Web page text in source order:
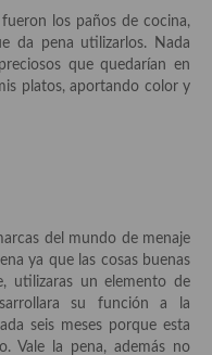
los paños de cocina,
da pena utilizarlos. Nada
que quedarían en
platos, aportando color y
del mundo de menaje
ya que las cosas buenas
utilizaras un elemento de
su función a la
seis meses porque esta
Vale la pena, además no